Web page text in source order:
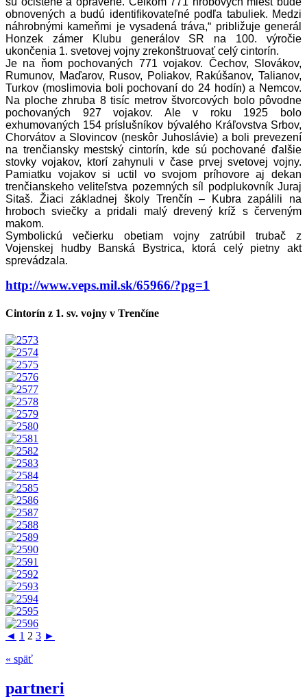
obnovených a budú identifikovateľné podľa tabuliek. Medzi
náhrobnými kameňmi je vysadená tráva,“ približuje generál
Honzek zámer Klubu generálov SR na 100. výročie
ukončenia 1. svetovej vojny zrekonštruovať celý cintorín.
Je na ňom pochovaných 771 vojakov. Čechov, Slovákov,
Rumunov, Maďarov, Rusov, Poliakov, Rakúšanov, Talianov,
Turkov (moslimovia boli pochovaní do 24 hodín) a Nemcov.
Na ploche zhruba 8 tisíc metrov štvorcových bolo pôvodne
pochovaných 927 vojakov. Ale v roku 1925 bolo
exhumovaných 154 príslušníkov bývalého Kráľovstva Srbov,
Chorvátov a Slovincov (neskôr Juhoslávie) a boli prevezení
na trenčiansky mestský cintorín, kde sú pochované ďalšie
stovky vojakov, ktorí zahynuli v čase prvej svetovej vojny.
Pamiatku vojakov si uctil vo svojom príhovore aj dekan
trenčianskeho veliteľstva pozemných síl podplukovník Juraj
Sitaš. Žiaci základnej školy Trenčín – Kubra zapálili na
hroboch sviečky a pridali malý drevený kríž s červeným
makom.
Symbolickú večierku obetiam vojny zatrúbil trubač z
Vojenskej hudby Banská Bystrica, ktorá celý pietny akt
sprevádzala.
http://www.veps.mil.sk/65966/?pg=1
Cintorín z 1. sv. vojny v Trenčíne
◄ 1 2 3 ►
« späť
partneri